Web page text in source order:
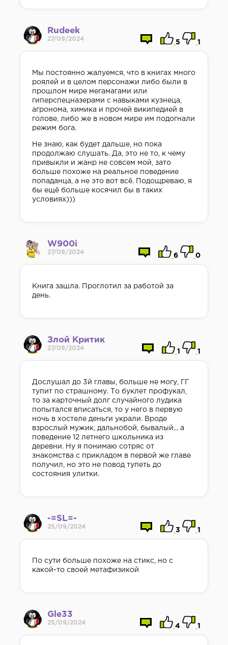
Rudeek
27/09/2024
5 1
Мы постоянно жалуемся, что в книгах много
роялей и в целом персонажи либо были в
прошлом мире мегамагами или
гиперспецназерами с навыками кузнеца,
агронома, химика и прочей википедией в
голове, либо же в новом мире им подогнали
режим бога.
Не знаю, как будет дальше, но пока
продолжаю слушать. Да, это не то, к чему
привыкли и жанр не совсем мой, зато
больше похоже на реальное поведение
попаданца, а не это вот всё. Подощреваю, я
бы ещё больше косячил бы в таких
условиях)))
W900i
27/09/2024
6 0
Книга зашла. Проглотил за работой за
день.
Злой Критик
27/09/2024
1 1
Дослушал до 3й главы, больше не могу, ГГ
тупит по страшному. То буклет профукал,
то за карточный долг случайного лудика
попытался вписаться, то у него в первую
ночь в хостеле деньги украли. Вроде
взрослый мужик, дальнобой, бывалый... а
поведение 12 летнего школьника из
деревни. Ну я понимаю сотряс от
знакомства с прикладом в первой же главе
получил, но это не повод тупеть до
состояния улитки.
-=SL=-
25/09/2024
3 1
По сути больше похоже на стикс, но с
какой-то своей метафизикой
Gle33
25/09/2024
4 1